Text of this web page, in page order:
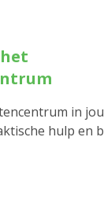
in
hulp en